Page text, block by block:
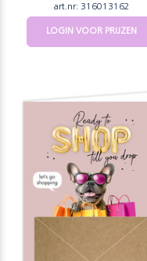
art.nr: 316013162
LOGIN VOOR PRIJZEN